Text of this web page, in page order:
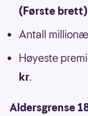
(Første brett)
Antall
Høyeste
kr.
Aldersgrense